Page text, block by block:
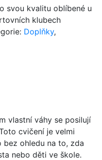
svou kvalitu oblíbené u
klubech
Doplňky,
vlastní váhy se posilují
cvičení je velmi
bez ohledu na to, zda
nebo děti ve škole.